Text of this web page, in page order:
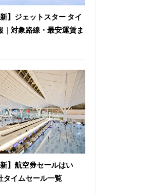
】ジェットスター タイ
｜対象路線・最安運賃ま
】航空券セールはい
タイムセール一覧